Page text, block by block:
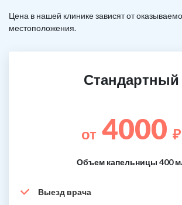
Цена в нашей клинике зависят от
местоположения.
Стандартный
от 4000 ₽
Объем капельницы 400
Выезд врача